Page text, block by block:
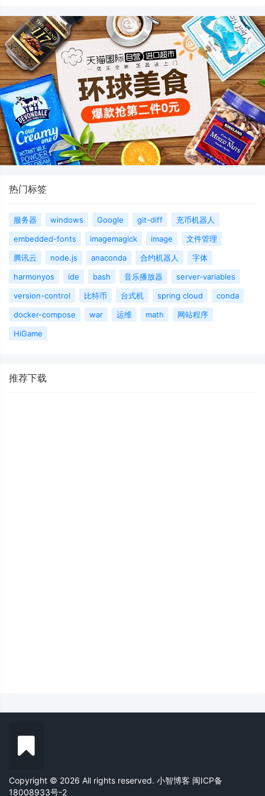
热门标签
服务器 windows Google git-diff
充币机器人
embedded-fonts
imagemagick image
文件管理
腾讯云
node.js anaconda 合约机器人
字体
harmonyos
ide bash 音乐播放器
server-variables
version-control
比特币 台式机 spring cloud
conda
docker-compose
war 运维 math
网站程序
HiGame
推荐下载
Copyright © 2026 All rights reserved. 小智博客 闽ICP备
18008933号-2